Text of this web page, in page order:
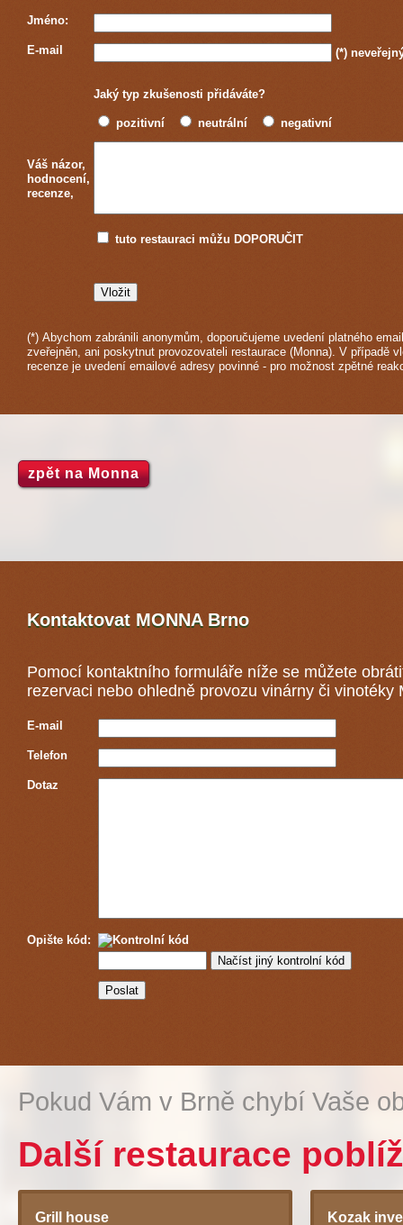
Jméno:
E-mail (*)
Jaký typ zkušenosti přidáváte?
pozitivní neutrální negativní
Váš názor,
hodnocení,
recenze,
tuto restauraci můžu DOPORUČIT
(*) Abychom zabránili anonymům, doporučujeme uvedení platného
zveřejněn, ani poskytnut provozovateli restaurace (Monna). V případě
recenze je uvedení emailové adresy povinné - pro možnost zpětné
zpět na Monna
Kontaktovat MONNA Brno
Pomocí kontaktního formuláře níže se můžete
rezervaci nebo ohledně provozu vinárny či vinotéky
E-mail
Telefon
Dotaz
Opište kód:
Pokud Vám v Brně chybí Vaše
Další restaurace
Grill house Kozak